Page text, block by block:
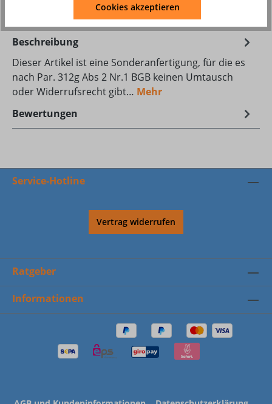
Beschreibung
Dieser Artikel ist eine Sonderanfertigung, für die es
nach Par. 312g Abs 2 Nr.1 BGB keinen Umtausch
oder Widerrufsrecht gibt… Mehr
Bewertungen
Service-Hotline
Vertrag widerrufen
Ratgeber
Informationen
Cookies akzeptieren